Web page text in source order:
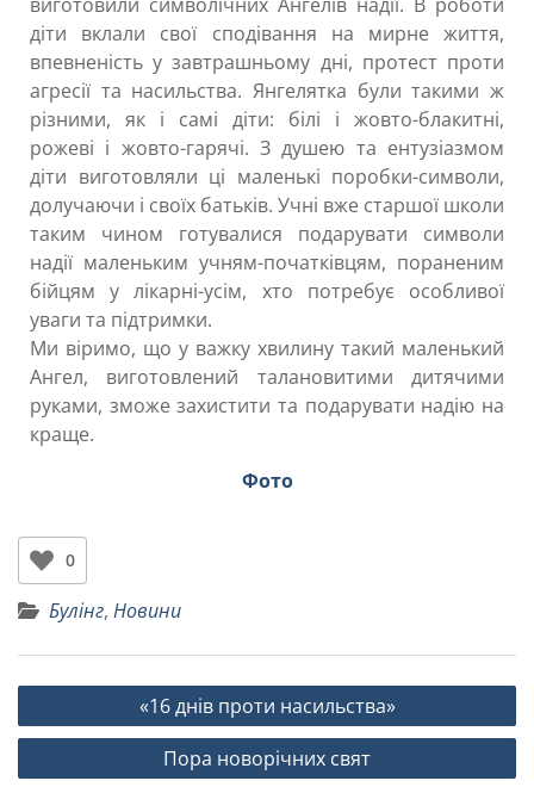
діти вклали свої сподівання на мирне життя,
впевненість у завтрашньому дні, протест проти
агресії та насильства. Янгелятка були такими ж
різними, як і самі діти: білі і жовто-блакитні,
рожеві і жовто-гарячі. З душею та ентузіазмом
діти виготовляли ці маленькі поробки-символи,
долучаючи і своїх батьків. Учні вже старшої школи
таким чином готувалися подарувати символи
надії маленьким учням-початківцям, пораненим
бійцям у лікарні-усім, хто потребує особливої
уваги та підтримки.
Ми віримо, що у важку хвилину такий маленький
Ангел, виготовлений талановитими дитячими
руками, зможе захистити та подарувати надію на
краще.
Фото
0
Булінг, Новини
«16 днів проти насильства»
Пора новорічних свят